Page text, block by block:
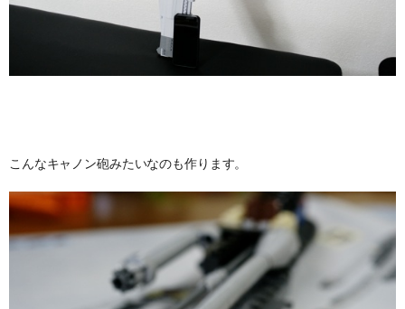
こんなキャノン砲みたいなのも作ります。